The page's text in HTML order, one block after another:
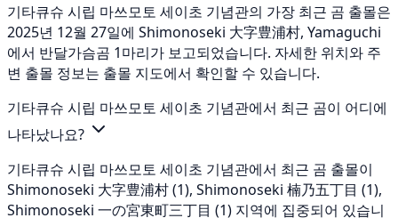
기타큐슈 시립 마쓰모토 세이초 기념관의 가장 최근 곰 출몰은
2025년 12월 27일에 Shimonoseki 大字豊浦村, Yamaguchi
에서 반달가슴곰 1마리가 보고되었습니다. 자세한 위치와 주
변 출몰 정보는 출몰 지도에서 확인할 수 있습니다.
기타큐슈 시립 마쓰모토 세이초 기념관에서 최근 곰이 어디에
나타났나요?
기타큐슈 시립 마쓰모토 세이초 기념관에서 최근 곰 출몰이
Shimonoseki 大字豊浦村 (1), Shimonoseki 楠乃五丁目 (1),
Shimonoseki 一の宮東町三丁目 (1) 지역에 집중되어 있습니